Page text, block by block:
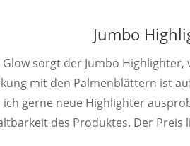
Jumbo
sorgt der Jumbo
mit den Palmenblättern ist
gerne neue Highlighter
des Produktes. Der Preis